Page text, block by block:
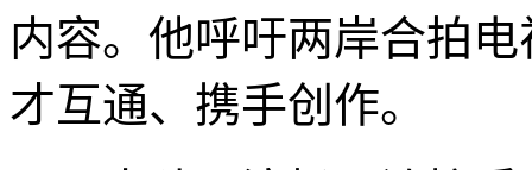
内容。他呼吁两岸合拍
才互通、携手创作。